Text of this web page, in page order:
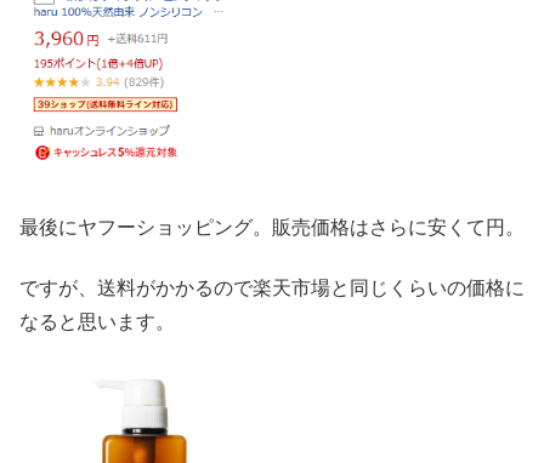
最後にヤフーショッピング。販売価格はさらに安くて円。
ですが、送料がかかるので楽天市場と同じくらいの価格に
なると思います。